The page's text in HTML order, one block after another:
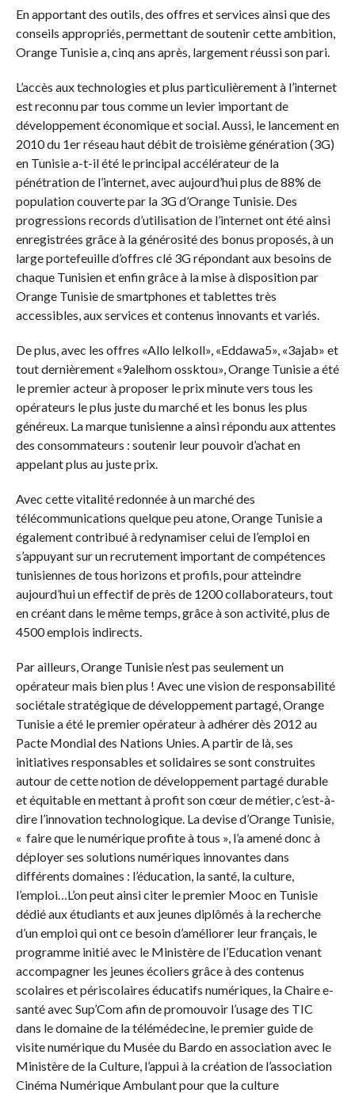
En apportant des outils, des offres et services ainsi que des
conseils appropriés, permettant de soutenir cette ambition,
Orange Tunisie a, cinq ans après, largement réussi son pari.
L’accès aux technologies et plus particulièrement à l’internet
est reconnu par tous comme un levier important de
développement économique et social. Aussi, le lancement en
2010 du 1er réseau haut débit de troisième génération (3G)
en Tunisie a-t-il été le principal accélérateur de la
pénétration de l’internet, avec aujourd’hui plus de 88% de
population couverte par la 3G d’Orange Tunisie. Des
progressions records d’utilisation de l’internet ont été ainsi
enregistrées grâce à la générosité des bonus proposés, à un
large portefeuille d’offres clé 3G répondant aux besoins de
chaque Tunisien et enfin grâce à la mise à disposition par
Orange Tunisie de smartphones et tablettes très
accessibles, aux services et contenus innovants et variés.
De plus, avec les offres «Allo lelkoll», «Eddawa5», «3ajab» et
tout dernièrement «9alelhom ossktou», Orange Tunisie a été
le premier acteur à proposer le prix minute vers tous les
opérateurs le plus juste du marché et les bonus les plus
généreux. La marque tunisienne a ainsi répondu aux attentes
des consommateurs : soutenir leur pouvoir d’achat en
appelant plus au juste prix.
Avec cette vitalité redonnée à un marché des
télécommunications quelque peu atone, Orange Tunisie a
également contribué à redynamiser celui de l’emploi en
s’appuyant sur un recrutement important de compétences
tunisiennes de tous horizons et profils, pour atteindre
aujourd’hui un effectif de près de 1200 collaborateurs, tout
en créant dans le même temps, grâce à son activité, plus de
4500 emplois indirects.
Par ailleurs, Orange Tunisie n’est pas seulement un
opérateur mais bien plus ! Avec une vision de responsabilité
sociétale stratégique de développement partagé, Orange
Tunisie a été le premier opérateur à adhérer dès 2012 au
Pacte Mondial des Nations Unies. A partir de là, ses
initiatives responsables et solidaires se sont construites
autour de cette notion de développement partagé durable
et équitable en mettant à profit son cœur de métier, c’est-à-
dire l’innovation technologique. La devise d’Orange Tunisie,
« faire que le numérique profite à tous », l’a amené donc à
déployer ses solutions numériques innovantes dans
différents domaines : l’éducation, la santé, la culture,
l’emploi…L’on peut ainsi citer le premier Mooc en Tunisie
dédié aux étudiants et aux jeunes diplômés à la recherche
d’un emploi qui ont ce besoin d’améliorer leur français, le
programme initié avec le Ministère de l’Education venant
accompagner les jeunes écoliers grâce à des contenus
scolaires et périscolaires éducatifs numériques, la Chaire e-
santé avec Sup’Com afin de promouvoir l’usage des TIC
dans le domaine de la télémédecine, le premier guide de
visite numérique du Musée du Bardo en association avec le
Ministère de la Culture, l’appui à la création de l’association
Cinéma Numérique Ambulant pour que la culture